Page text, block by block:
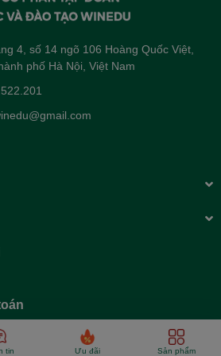
4, số 14 ngõ 106 Hoàng Quốc Việt,
phố Hà Nội, Việt Nam
tin Ưu đãi Sản phẩm